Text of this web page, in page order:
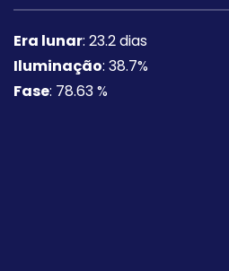
Era lunar: 23.2 dias
Iluminação: 38.7%
Fase: 78.63 %